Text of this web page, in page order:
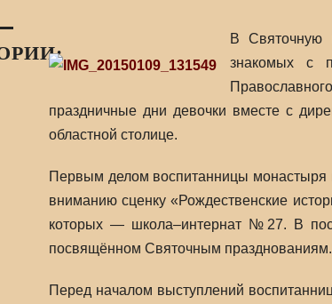
В Святочную
знакомых с
праздничные дни девочки вместе с
областной столице.
Первым делом воспитанницы монастыря
вниманию сценку «Рождественские
которых — школа–интернат №27. В
посвящённом Святочным празднованиям.
Перед началом выступлений